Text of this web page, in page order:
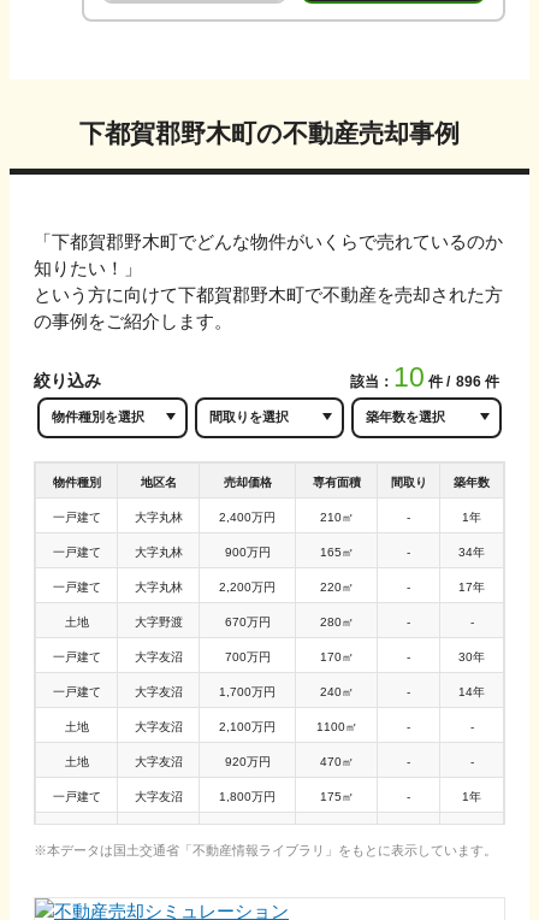
下都賀郡野木町の不動産売却事例
「下都賀郡野木町でどんな物件がいくらで売れているのか
知りたい！」
という方に向けて下都賀郡野木町で不動産を売却された方
の事例をご紹介します。
絞り込み 該当： 10 件 896 件
物件種別 地区名 売却価格 専有面積 間取り 築年数
一戸建て 大字丸林 2,400万円 210㎡ - 1年
一戸建て 大字丸林 900万円 165㎡ - 34年
一戸建て 大字丸林 2,200万円 220㎡ - 17年
土地 大字野渡 670万円 280㎡ - -
一戸建て 大字友沼 700万円 170㎡ - 30年
一戸建て 大字友沼 1,700万円 240㎡ - 14年
土地 大字友沼 2,100万円 1100㎡ - -
土地 大字友沼 920万円 470㎡ - -
一戸建て 大字友沼 1,800万円 175㎡ - 1年
本データは国土交通省「不動産情報ライブラリ 」をもとに表示しています。